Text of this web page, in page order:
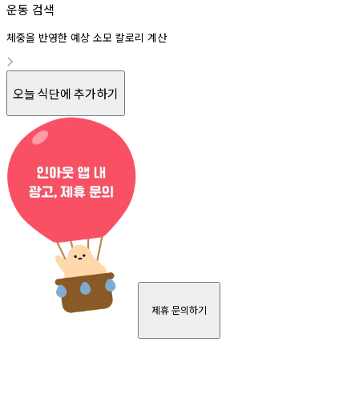
운동 검색
체중을 반영한 예상 소모 칼로리 계산
오늘 식단에 추가하기
제휴 문의하기